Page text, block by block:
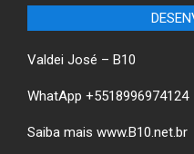
Valdei José – B10
WhatApp +5518996974124
Saiba mais www.B10.net.br